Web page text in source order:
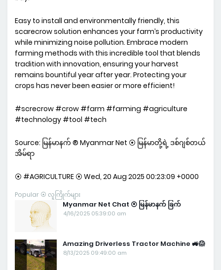
Easy to install and environmentally friendly, this
scarecrow solution enhances your farm’s productivity
while minimizing noise pollution. Embrace modern
farming methods with this incredible tool that blends
tradition with innovation, ensuring your harvest
remains bountiful year after year. Protecting your
crops has never been easier or more efficient!
#screcrow #crow #farm #farming #agriculture
#technology #tool #tech
Source: မြန်မာနက် ® Myanmar Net ⦿ မြန်မာတို့ရဲ့ ဒစ်ဂျစ်တယ်
အိမ်ရာ
⦿ #AGRICULTURE ⦿ Wed, 20 Aug 2025 00:23:09 +0000
Popular ⦿ လူကြိုက်များ
Myanmar Net Chat ⦿ မြန်မာနက် ခြက်
4/16/2025 05:39:00 am
Amazing Driverless Tractor Machine 🚜😱
8/13/2025 09:49:00 am